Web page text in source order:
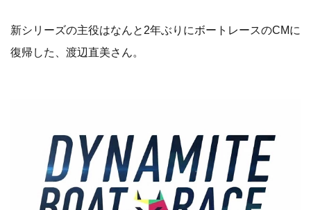
新シリーズの主役はなんと2年ぶりにボートレースのCMに
復帰した、渡辺直美さん。